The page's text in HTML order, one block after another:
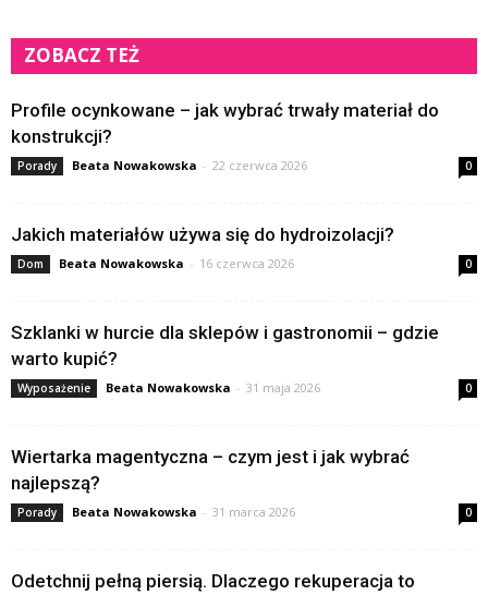
ZOBACZ TEŻ
Profile ocynkowane – jak wybrać trwały materiał do
konstrukcji?
Porady Beata Nowakowska - 22 czerwca 2026 0
Jakich materiałów używa się do hydroizolacji?
Dom Beata Nowakowska - 16 czerwca 2026 0
Szklanki w hurcie dla sklepów i gastronomii – gdzie
warto kupić?
Wyposażenie Beata Nowakowska - 31 maja 2026 0
Wiertarka magentyczna – czym jest i jak wybrać
najlepszą?
Porady Beata Nowakowska - 31 marca 2026 0
Odetchnij pełną piersią. Dlaczego rekuperacja to